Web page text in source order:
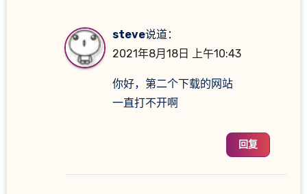
steve说道：
2021年8月18日 上午10:43
你好，第二个下载的网站
一直打不开啊
回复